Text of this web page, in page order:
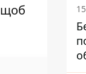
щоб